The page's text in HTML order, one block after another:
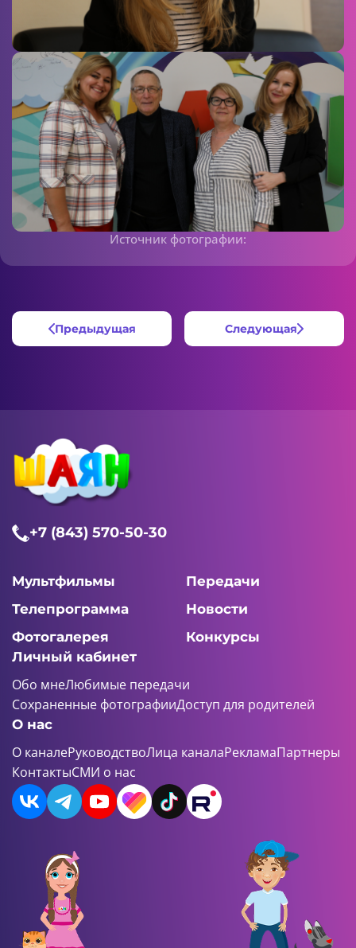
Источник фотографии:
Предыдущая Следующая
+7 (843) 570-50-30
Мультфильмы
Передачи
Телепрограмма
Новости
Фотогалерея
Конкурсы
Личный кабинет
Обо мнеЛюбимые передачи
Сохраненные фотографииДоступ для родителей
О нас
О каналеРуководствоЛица каналаРекламаПартнеры
КонтактыСМИ о нас